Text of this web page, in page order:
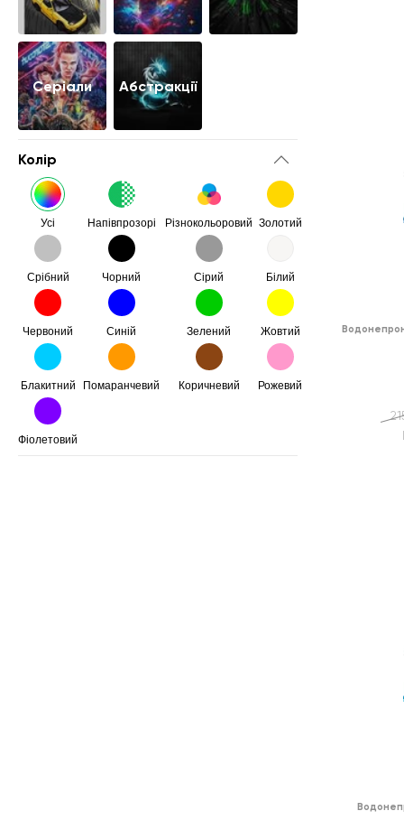
Серіали Абстракції
Колір
Усі Напівпрозорі Різнокольоровий Золотий
Срібний Чорний Сірий Білий
Червоний Синій Зелений Жовтий
Блакитний Помаранчевий Коричневий Рожевий
Фіолетовий